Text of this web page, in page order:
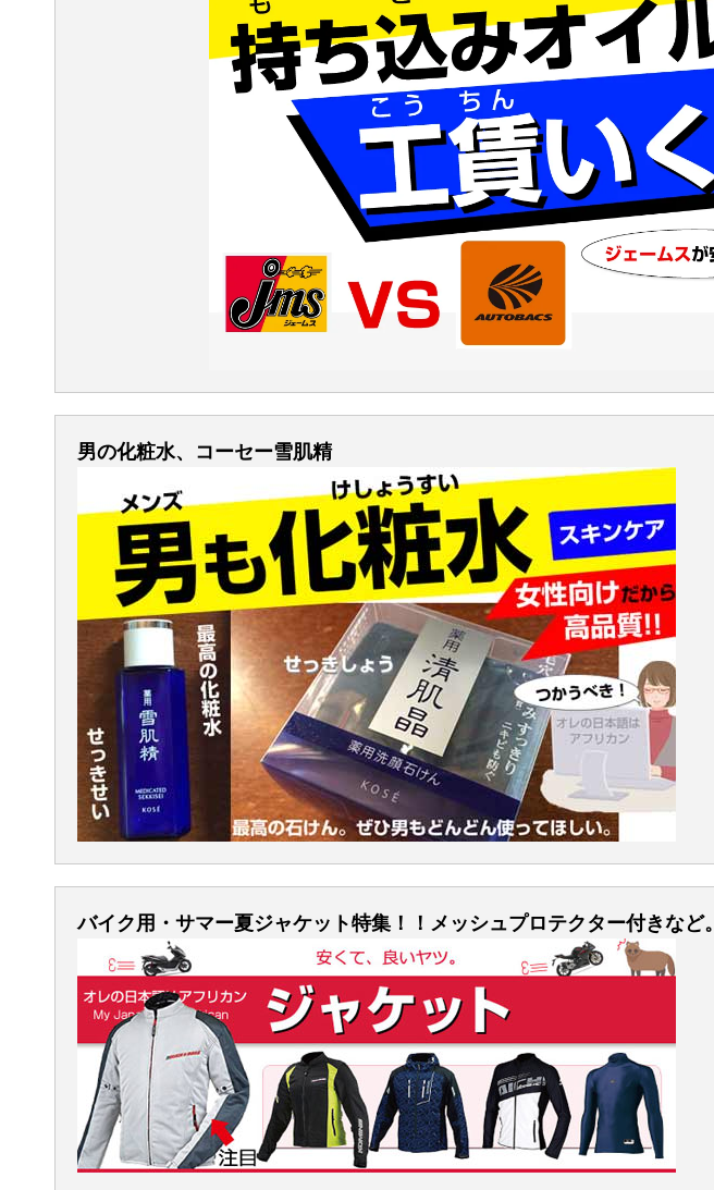
男の化粧水、コーセー雪肌精
バイク用・サマー夏ジャケット特集！！メッシュプロテクター付きなど。